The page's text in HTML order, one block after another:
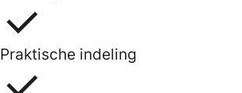
Praktische indeling